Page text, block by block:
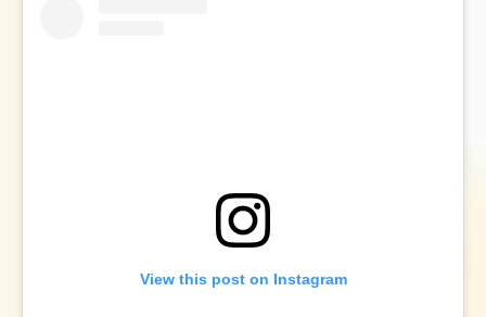
View this post on Instagram